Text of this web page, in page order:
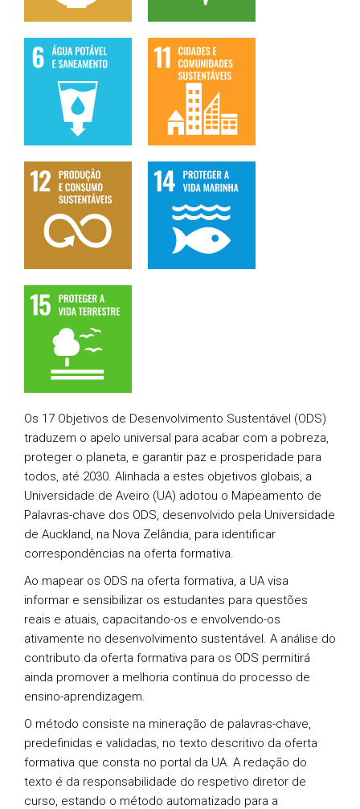
Os 17 Objetivos de Desenvolvimento Sustentável (ODS)
traduzem o apelo universal para acabar com a pobreza,
proteger o planeta, e garantir paz e prosperidade para
todos, até 2030. Alinhada a estes objetivos globais, a
Universidade de Aveiro (UA) adotou o Mapeamento de
Palavras-chave dos ODS, desenvolvido pela Universidade
de Auckland, na Nova Zelândia, para identificar
correspondências na oferta formativa.
Ao mapear os ODS na oferta formativa, a UA visa
informar e sensibilizar os estudantes para questões
reais e atuais, capacitando-os e envolvendo-os
ativamente no desenvolvimento sustentável. A análise do
contributo da oferta formativa para os ODS permitirá
ainda promover a melhoria contínua do processo de
ensino-aprendizagem.
O método consiste na mineração de palavras-chave,
predefinidas e validadas, no texto descritivo da oferta
formativa que consta no portal da UA. A redação do
texto é da responsabilidade do respetivo diretor de
curso, estando o método automatizado para a